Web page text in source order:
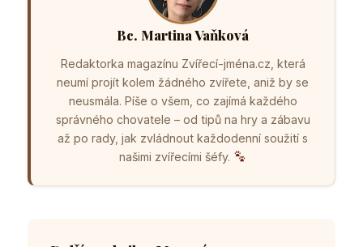
Bc. Martina Vaňková
Redaktorka magazínu Zvířecí-jména.cz, která
neumí projít kolem žádného zvířete, aniž by se
neusmála. Píše o všem, co zajímá každého
správného chovatele – od tipů na hry a zábavu
až po rady, jak zvládnout každodenní soužití s
našimi zvířecími šéfy.